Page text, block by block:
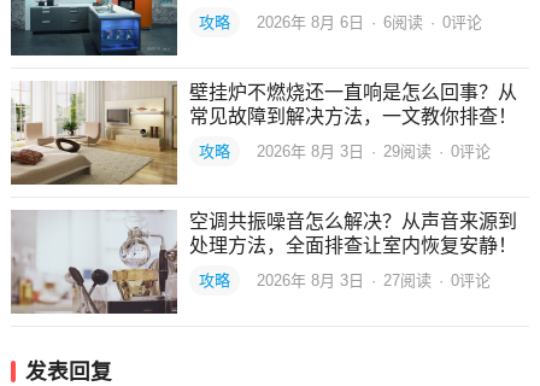
攻略 2026年 8月 6日 · 6阅读 · 0评论
壁挂炉不燃烧还一直响是怎么回事？从
常见故障到解决方法，一文教你排查！
攻略 2026年 8月 3日 · 29阅读 · 0评论
空调共振噪音怎么解决？从声音来源到
处理方法，全面排查让室内恢复安静！
攻略 2026年 8月 3日 · 27阅读 · 0评论
发表回复